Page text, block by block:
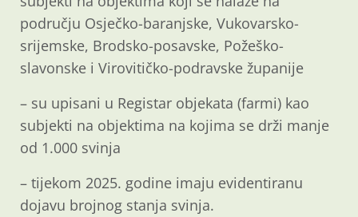
području Osječko-baranjske, Vukovarsko-
srijemske, Brodsko-posavske, Požeško-
slavonske i Virovitičko-podravske županije
– su upisani u Registar objekata (farmi) kao
subjekti na objektima na kojima se drži manje
od 1.000 svinja
– tijekom 2025. godine imaju evidentiranu
dojavu brojnog stanja svinja.